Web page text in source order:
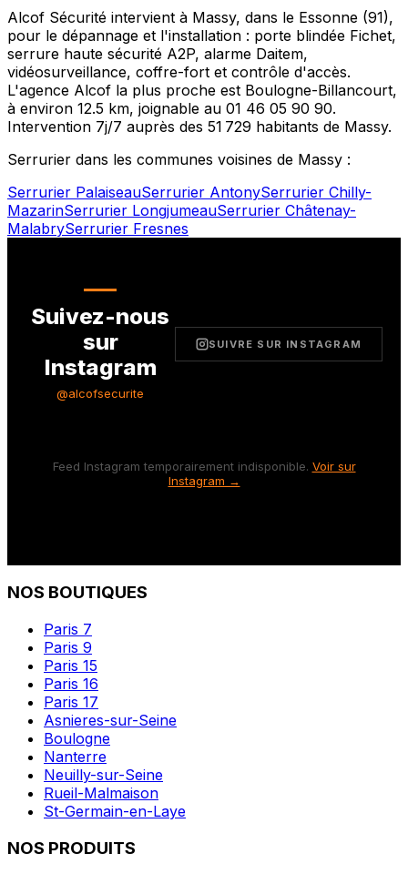
Alcof Sécurité intervient à Massy, dans le Essonne (91),
pour le dépannage et l'installation : porte blindée Fichet,
serrure haute sécurité A2P, alarme Daitem,
vidéosurveillance, coffre-fort et contrôle d'accès.
L'agence Alcof la plus proche est Boulogne-Billancourt,
à environ 12.5 km, joignable au 01 46 05 90 90.
Intervention 7j/7 auprès des 51 729 habitants de Massy.
Serrurier dans les communes voisines de Massy :
Serrurier PalaiseauSerrurier AntonySerrurier Chilly-
MazarinSerrurier LongjumeauSerrurier Châtenay-
MalabrySerrurier Fresnes
Suivez-nous
sur
Instagram
@alcofsecurite
SUIVRE SUR INSTAGRAM
Feed Instagram temporairement indisponible. Voir sur
Instagram →
NOS BOUTIQUES
Paris 7
Paris 9
Paris 15
Paris 16
Paris 17
Asnieres-sur-Seine
Boulogne
Nanterre
Neuilly-sur-Seine
Rueil-Malmaison
St-Germain-en-Laye
NOS PRODUITS